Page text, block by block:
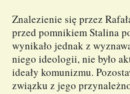
Znalezienie się przez
przed pomnikiem Stalina
wynikało jednak z
niego ideologii, nie było
ideały komunizmu.
związku z jego